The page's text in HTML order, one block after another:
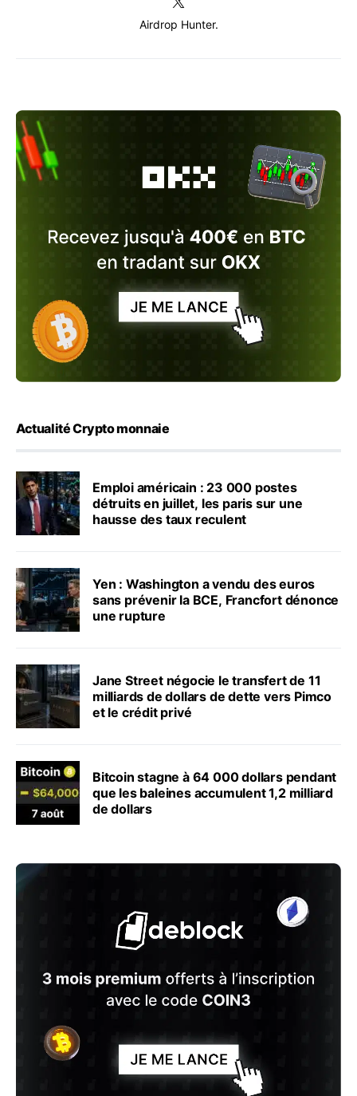
Airdrop Hunter.
Actualité Crypto monnaie
Emploi américain : 23 000 postes
détruits en juillet, les paris sur une
hausse des taux reculent
Yen : Washington a vendu des euros
sans prévenir la BCE, Francfort dénonce
une rupture
Jane Street négocie le transfert de 11
milliards de dollars de dette vers Pimco
et le crédit privé
Bitcoin stagne à 64 000 dollars pendant
que les baleines accumulent 1,2 milliard
de dollars